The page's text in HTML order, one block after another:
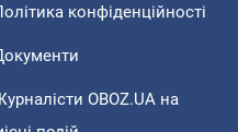
конфіденційності
OBOZ.UA на